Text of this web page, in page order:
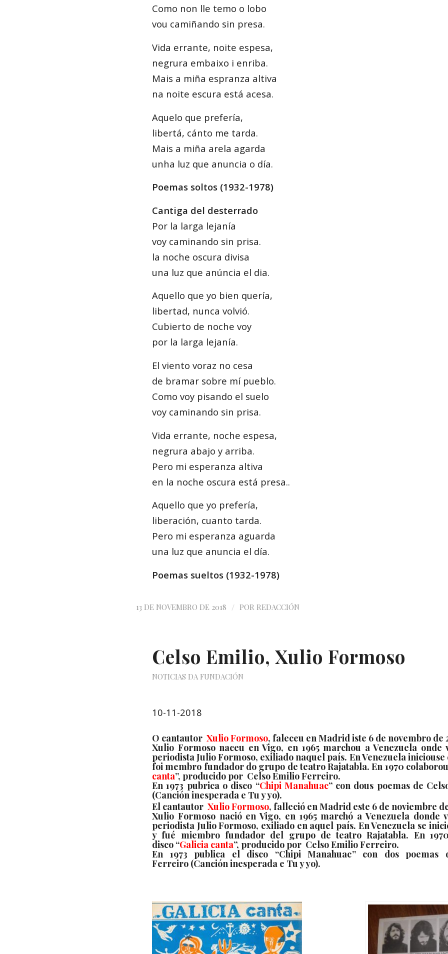
Como non lle temo o lobo
vou camiñando sin presa.
Vida errante, noite espesa,
negrura embaixo i enriba.
Mais a miña espranza altiva
na noite escura está acesa.
Aquelo que prefería,
libertá, cánto me tarda.
Mais a miña arela agarda
unha luz que anuncia o día.
Poemas soltos (1932-1978)
Cantiga del desterrado
Por la larga lejanía
voy caminando sin prisa.
la noche oscura divisa
una luz que anúncia el dia.
Aquello que yo bien quería,
libertad, nunca volvió.
Cubierto de noche voy
por la larga lejanía.
El viento voraz no cesa
de bramar sobre mí pueblo.
Como voy pisando el suelo
voy caminando sin prisa.
Vida errante, noche espesa,
negrura abajo y arriba.
Pero mi esperanza altiva
en la noche oscura está presa..
Aquello que yo prefería,
liberación, cuanto tarda.
Pero mi esperanza aguarda
una luz que anuncia el día.
Poemas sueltos (1932-1978)
13 DE NOVEMBRO DE 2018 / POR REDACCIÓN
Celso Emilio, Xulio Formoso
NOTICIAS DA FUNDACIÓN
10-11-2018
O cantautor Xulio Formoso, faleceu en Madrid iste 6 de novembro de
Xulio Formoso naceu en Vigo, en 1965 marchou a Venezuela
periodista Julio Formoso, exiliado naquel país. En Venezuela
foi membro fundador do grupo de teatro Rajatabla. En 1970
canta”, producido por Celso Emilio Ferreiro.
En 1973 pubrica o disco “Chipi Manahuac” con dous poemas de
(Canción inesperada e Tu y yo).
El cantautor Xulio Formoso, falleció en Madrid este 6 de noviembre
Xulio Formoso nació en Vigo, en 1965 marchó a Venezuela donde
periodista Julio Formoso, exiliado en aquel país. En Venezuela se
y fué miembro fundador del grupo de teatro Rajatabla. En
disco “Galicia canta”, producido por Celso Emilio Ferreiro.
En 1973 publica el disco “Chipi Manahuac” con dos poemas
Ferreiro (Canción inesperada e Tu y yo).